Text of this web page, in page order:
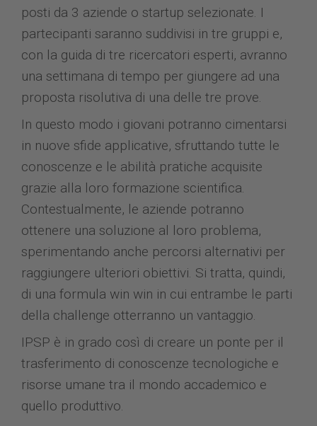
posti da 3 aziende o startup selezionate. I
partecipanti saranno suddivisi in tre gruppi e,
con la guida di tre ricercatori esperti, avranno
una settimana di tempo per giungere ad una
proposta risolutiva di una delle tre prove.
In questo modo i giovani potranno cimentarsi
in nuove sfide applicative, sfruttando tutte le
conoscenze e le abilità pratiche acquisite
grazie alla loro formazione scientifica.
Contestualmente, le aziende potranno
ottenere una soluzione al loro problema,
sperimentando anche percorsi alternativi per
raggiungere ulteriori obiettivi. Si tratta, quindi,
di una formula win win in cui entrambe le parti
della challenge otterranno un vantaggio.
IPSP è in grado così di creare un ponte per il
trasferimento di conoscenze tecnologiche e
risorse umane tra il mondo accademico e
quello produttivo.